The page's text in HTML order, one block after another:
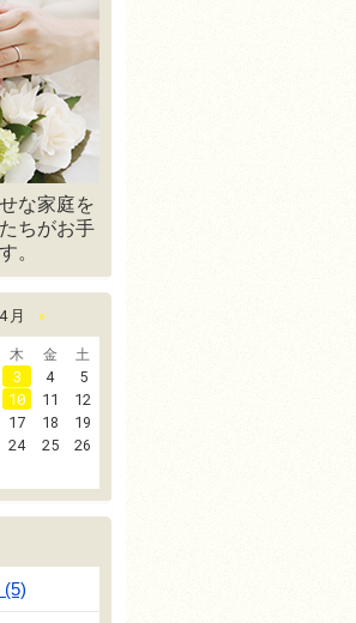
な家庭を
ちがお手
。
月
»
木 金
土
3 4
5
10 11
12
17 18
19
24 25
26
(5)